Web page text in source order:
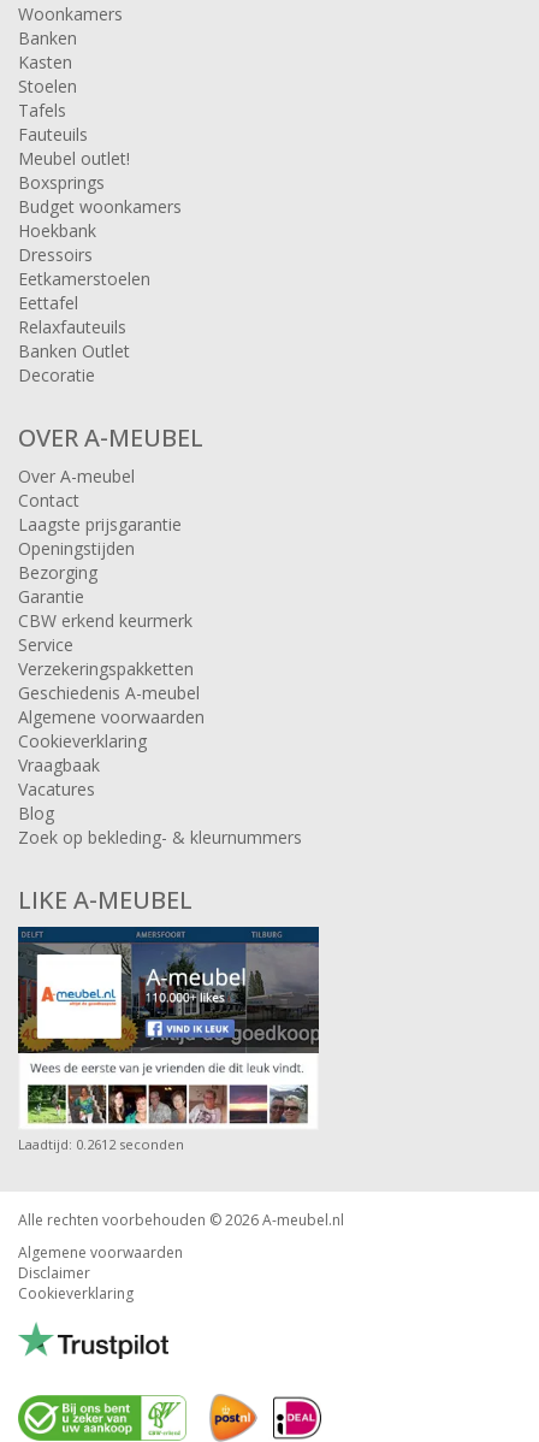
Woonkamers
Banken
Kasten
Stoelen
Tafels
Fauteuils
Meubel outlet!
Boxsprings
Budget woonkamers
Hoekbank
Dressoirs
Eetkamerstoelen
Eettafel
Relaxfauteuils
Banken Outlet
Decoratie
OVER A-MEUBEL
Over A-meubel
Contact
Laagste prijsgarantie
Openingstijden
Bezorging
Garantie
CBW erkend keurmerk
Service
Verzekeringspakketten
Geschiedenis A-meubel
Algemene voorwaarden
Cookieverklaring
Vraagbaak
Vacatures
Blog
Zoek op bekleding- & kleurnummers
LIKE A-MEUBEL
Laadtijd: 0.2612 seconden
Alle rechten voorbehouden © 2026A-meubel.nl
Algemene voorwaarden
Disclaimer
Cookieverklaring